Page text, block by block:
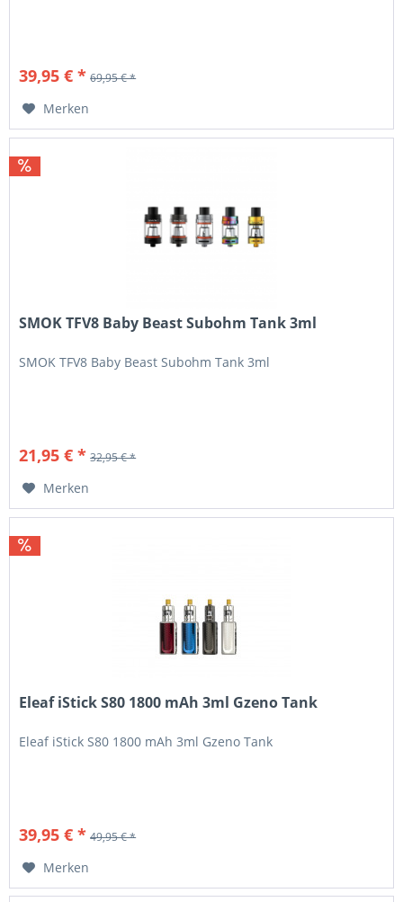
39,95 € * 69,95 € *
Merken
SMOK TFV8 Baby Beast Subohm Tank 3ml
SMOK TFV8 Baby Beast Subohm Tank 3ml
21,95 € * 32,95 € *
Merken
Eleaf iStick S80 1800 mAh 3ml Gzeno Tank
Eleaf iStick S80 1800 mAh 3ml Gzeno Tank
39,95 € * 49,95 € *
Merken